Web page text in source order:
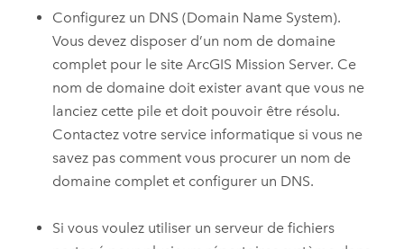
Configurez un DNS (Domain Name System).
Vous devez disposer d’un nom de domaine
complet pour le siteArcGIS Mission Server. Ce
nom de domaine doit exister avant que vous ne
lanciez cette pile et doit pouvoir être résolu.
Contactez votre service informatique si vous ne
savez pas comment vous procurer un nom de
domaine complet et configurer un DNS.
Si vous voulez utiliser un serveur de fichiers